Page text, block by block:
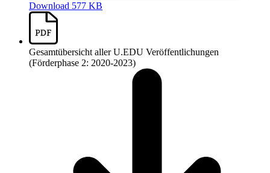
Download 577 KB
Gesamtübersicht aller U.EDU Veröffentlichungen
(Förderphase 2: 2020-2023)